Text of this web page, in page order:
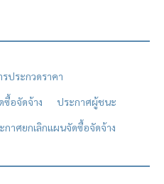
รประกวดราคา
ซื้อจัดจ้าง
ประกาศผู้ชนะ
กาศยกเลิกแผนจัดซื้อจัดจ้าง